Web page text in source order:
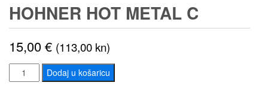
HOHNER HOT METAL C
15,00€ (113,00 kn)
HOHNER
HOT
Dodaj u košaricu